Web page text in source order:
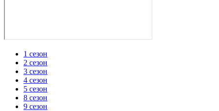
1 сезон
2 сезон
3 сезон
4 сезон
5 сезон
8 сезон
9 сезон